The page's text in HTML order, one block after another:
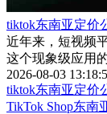
tiktok东南亚定价
近年来，短视频
这个现象级应用
2026-08-03
tiktok东南亚定价
TikTok Shop东南